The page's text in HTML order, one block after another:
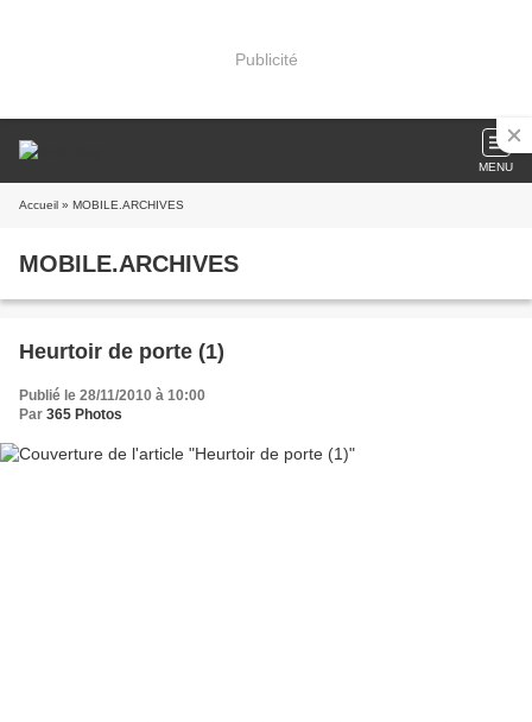
Publicité
MENU
Accueil » MOBILE.ARCHIVES
MOBILE.ARCHIVES
Heurtoir de porte (1)
Publié le 28/11/2010 à 10:00
Par 365 Photos